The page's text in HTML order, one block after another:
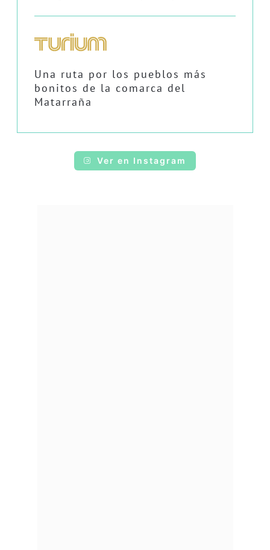
Una ruta por los pueblos más
bonitos de la comarca del
Matarraña
Ver en Instagram